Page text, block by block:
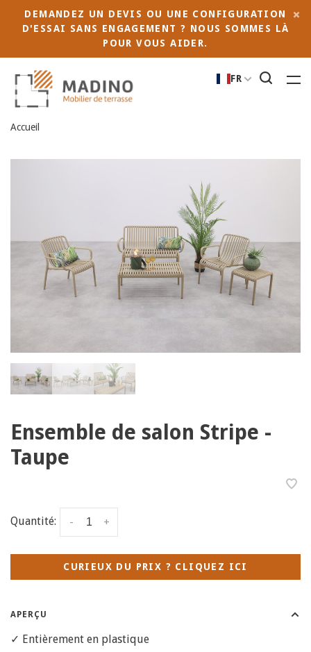
DEMANDEZ UN DEVIS OU UNE CONFIGURATION
D'ESSAI SANS ENGAGEMENT ? NOUS SOMMES LÀ
POUR VOUS AIDER.
FR
Accueil
Ensemble de salon Stripe -
Taupe
Quantité: +
-
CURIEUX DU PRIX ? CLIQUEZ ICI
APERÇU
✓ Entièrement en plastique